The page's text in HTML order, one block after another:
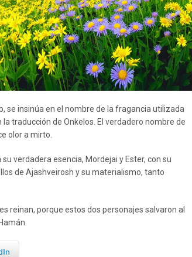
se insinúa en el nombre de la fragancia utilizada
la traducción de Onkelos. El verdadero nombre de
olor a mirto.
verdadera esencia, Mordejai y Ester, con su
de Ajashveirosh y su materialismo, tanto
reinan, porque estos dos personajes salvaron al